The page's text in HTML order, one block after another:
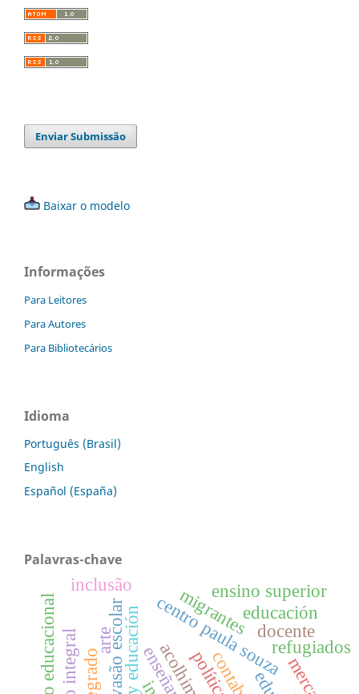
Enviar Submissão
Baixar o modelo
Informações
Para Leitores
Para Autores
Para Bibliotecários
Idioma
Português (Brasil)
English
Español (España)
Palavras-chave
evasão escolar centro paula souzarefugiados
migrantes
inclusão
docente
ensino superior
arte
educación